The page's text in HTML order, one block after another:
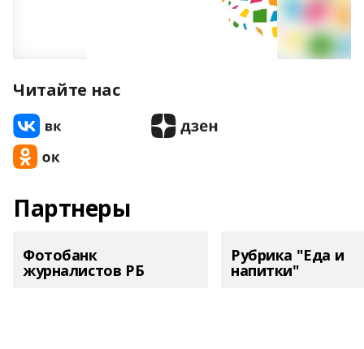
Читайте нас
Партнеры
Фотобанк
журналистов РБ
Рубрика "Еда и
напитки"